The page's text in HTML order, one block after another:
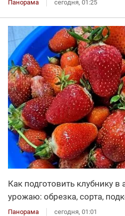
Панорама сегодня, 01:25
Как подготовить клубнику в
урожаю: обрезка, сорта,
Панорама сегодня, 01:01